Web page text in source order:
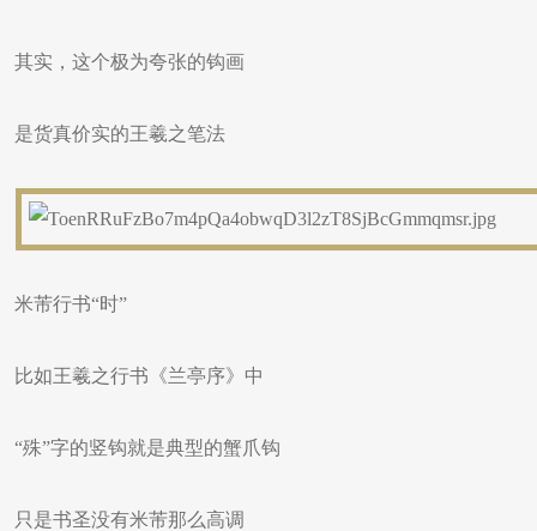
其实，这个极为夸张的钩画
是货真价实的王羲之笔法
米芾行书“时”
比如王羲之行书《兰亭序》中
“殊”字的竖钩就是典型的蟹爪钩
只是书圣没有米芾那么高调